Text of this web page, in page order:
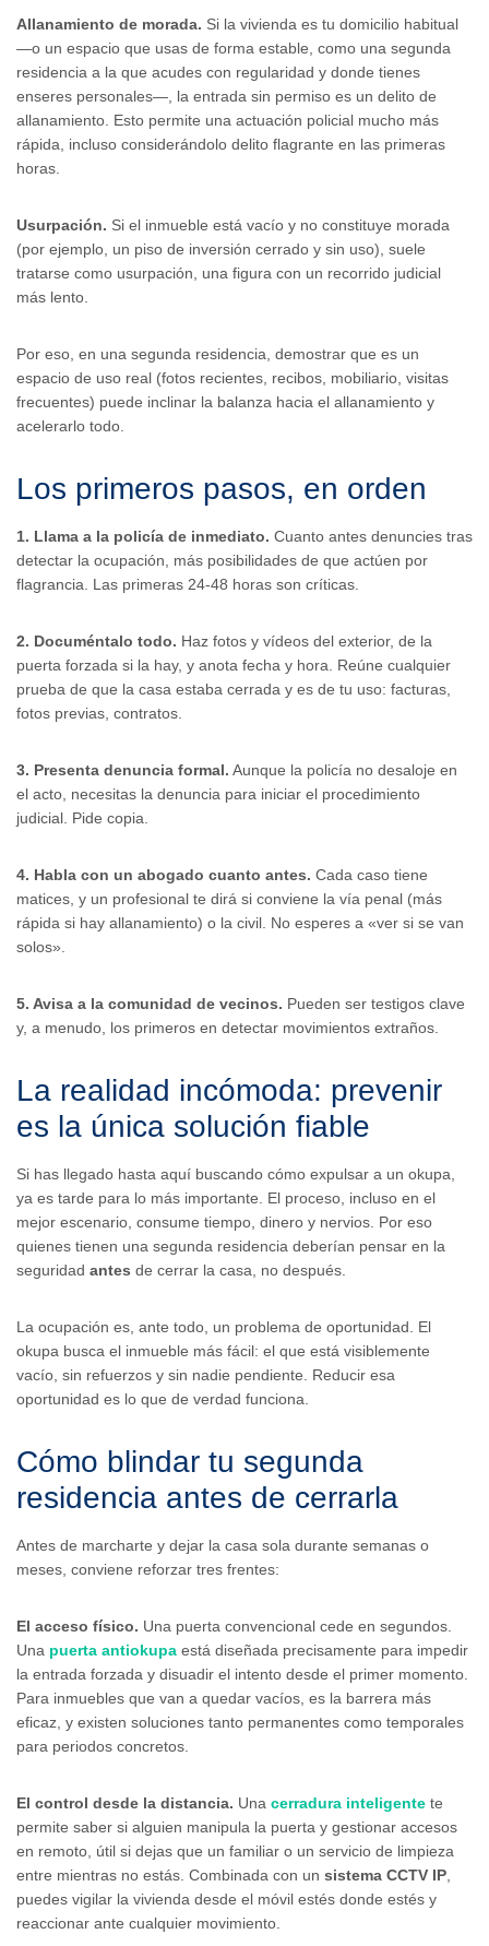
Allanamiento de morada. Si la vivienda es tu domicilio habitual
—o un espacio que usas de forma estable, como una segunda
residencia a la que acudes con regularidad y donde tienes
enseres personales—, la entrada sin permiso es un delito de
allanamiento. Esto permite una actuación policial mucho más
rápida, incluso considerándolo delito flagrante en las primeras
horas.
Usurpación. Si el inmueble está vacío y no constituye morada
(por ejemplo, un piso de inversión cerrado y sin uso), suele
tratarse como usurpación, una figura con un recorrido judicial
más lento.
Por eso, en una segunda residencia, demostrar que es un
espacio de uso real (fotos recientes, recibos, mobiliario, visitas
frecuentes) puede inclinar la balanza hacia el allanamiento y
acelerarlo todo.
Los primeros pasos, en orden
1. Llama a la policía de inmediato. Cuanto antes denuncies tras
detectar la ocupación, más posibilidades de que actúen por
flagrancia. Las primeras 24-48 horas son críticas.
2. Documéntalo todo. Haz fotos y vídeos del exterior, de la
puerta forzada si la hay, y anota fecha y hora. Reúne cualquier
prueba de que la casa estaba cerrada y es de tu uso: facturas,
fotos previas, contratos.
3. Presenta denuncia formal. Aunque la policía no desaloje en
el acto, necesitas la denuncia para iniciar el procedimiento
judicial. Pide copia.
4. Habla con un abogado cuanto antes. Cada caso tiene
matices, y un profesional te dirá si conviene la vía penal (más
rápida si hay allanamiento) o la civil. No esperes a «ver si se van
solos».
5. Avisa a la comunidad de vecinos. Pueden ser testigos clave
y, a menudo, los primeros en detectar movimientos extraños.
La realidad incómoda: prevenir
es la única solución fiable
Si has llegado hasta aquí buscando cómo expulsar a un okupa,
ya es tarde para lo más importante. El proceso, incluso en el
mejor escenario, consume tiempo, dinero y nervios. Por eso
quienes tienen una segunda residencia deberían pensar en la
seguridad antes de cerrar la casa, no después.
La ocupación es, ante todo, un problema de oportunidad. El
okupa busca el inmueble más fácil: el que está visiblemente
vacío, sin refuerzos y sin nadie pendiente. Reducir esa
oportunidad es lo que de verdad funciona.
Cómo blindar tu segunda
residencia antes de cerrarla
Antes de marcharte y dejar la casa sola durante semanas o
meses, conviene reforzar tres frentes:
El acceso físico. Una puerta convencional cede en segundos.
Una puerta antiokupa está diseñada precisamente para impedir
la entrada forzada y disuadir el intento desde el primer momento.
Para inmuebles que van a quedar vacíos, es la barrera más
eficaz, y existen soluciones tanto permanentes como temporales
para periodos concretos.
El control desde la distancia. Una cerradura inteligente te
permite saber si alguien manipula la puerta y gestionar accesos
en remoto, útil si dejas que un familiar o un servicio de limpieza
entre mientras no estás. Combinada con un sistema CCTV IP
puedes vigilar la vivienda desde el móvil estés donde estés y
reaccionar ante cualquier movimiento.